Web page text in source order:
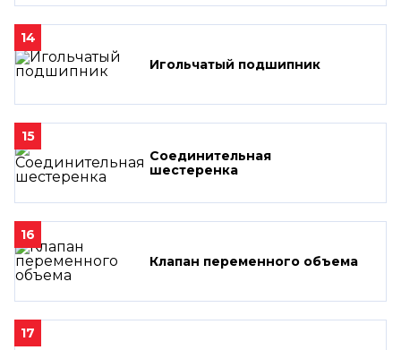
14
Игольчатый подшипник
15
Соединительная
шестеренка
16
Клапан переменного объема
17